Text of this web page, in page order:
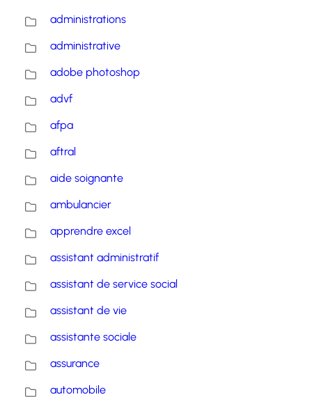
administrations
administrative
adobe photoshop
advf
afpa
aftral
aide soignante
ambulancier
apprendre excel
assistant administratif
assistant de service social
assistant de vie
assistante sociale
assurance
automobile